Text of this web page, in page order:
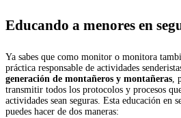
Educando a menores en
Ya sabes que como monitor o monitora
práctica responsable de actividades
generación de montañeros y montañeras,
transmitir todos los protocolos y procesos
actividades sean seguras. Esta educación en
puedes hacer de dos maneras: